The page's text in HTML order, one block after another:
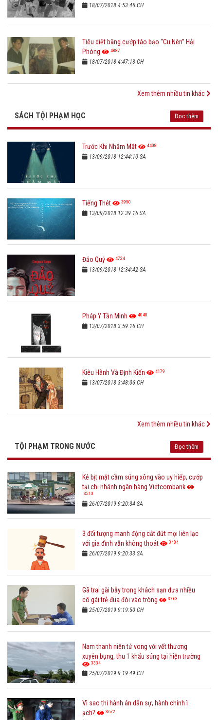
18/07/2018 4:53:46 CH
Tiêu diệt băng cướp táo bạo “Cu Nên” Hải
Phòng
4887
18/07/2018 4:47:13 CH
Xem thêm nhiều tin khác
SÁCH TỘI PHẠM HỌC Đọc thêm
Trước Khi Nhắm Mắt 4408
13/09/2018 12:44:10 SA
Tiếng Thét 3950
13/09/2018 12:39:16 SA
Đảo Quỷ 4724
13/09/2018 12:34:42 SA
Pháp Y Tần Minh 4040
13/07/2018 3:59:16 CH
Kiêu Hãnh Và Định Kiến 4179
13/07/2018 3:48:06 CH
Xem thêm nhiều tin khác
TỘI PHẠM TRONG NƯỚC Đọc thêm
Kẻ bịt mặt cầm súng xông vào uy hiếp, cướp
tại chi nhánh ngân hàng Vietcombank
3513
26/07/2019 9:20:34 SA
3 đối tượng manh động cắt đứt mọi liên lạc
với gia đình vẫn không thoát
3484
26/07/2019 9:20:33 SA
Gã trai gài bẫy trong khách sạn đưa nhiều
cô gái trẻ đua đòi vào tròng
3763
25/07/2019 9:19:50 CH
Nam thanh niên tử vong với vết thương
xuyên bụng, thu 1 khẩu súng tại hiện trường
3334
25/07/2019 9:19:49 CH
Vì sao thi hành án dân sự, hành chính ì
ạch?
3672